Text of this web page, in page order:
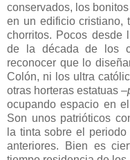
conservados, los
en un edificio cristiano,
chorritos. Pocos desde
de la década de los
reconocer que lo
Colón, ni los ultra
otras horteras estatuas
ocupando espacio en
Son unos patrióticos
la tinta sobre el
anteriores. Bien es